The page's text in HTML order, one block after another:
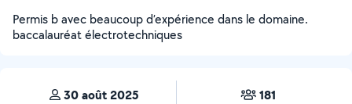
Permis b avec beaucoup d’expérience dans le domaine.
baccalauréat électrotechniques
30 août 2025 181